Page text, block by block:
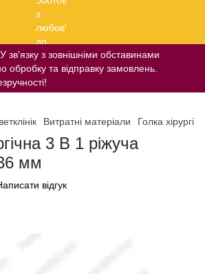
У зв'язку з зовнішніми обставинами
обробку та відправку замовлень.
Витратні матеріали Голка
3 В 1 ріжуча
мм
відгук